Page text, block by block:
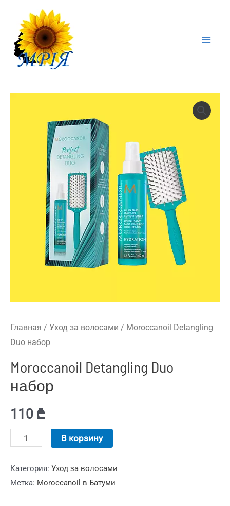
Главная / Уход за волосами / Moroccanoil Detangling
Duo набор
Moroccanoil Detangling Duo
набор
110 ₾
В корзину
Категория: Уход за волосами
Метка: Moroccanoil в Батуми